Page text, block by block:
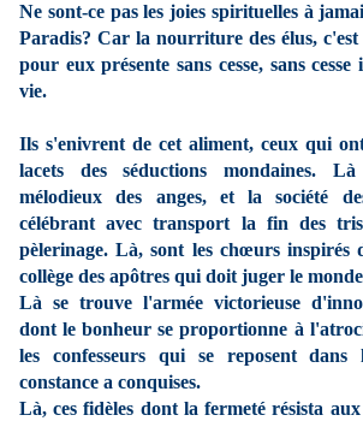
Ne sont-ce pas les joies spirituelles à
Paradis? Car la nourriture des élus,
pour eux présente sans cesse, sans
vie.
Ils s'enivrent de cet aliment, ceux qui
lacets des séductions mondaines.
mélodieux des anges, et la société
célébrant avec transport la fin des
pèlerinage. Là, sont les chœurs inspirés
collège des apôtres qui doit juger le
Là se trouve l'armée victorieuse
dont le bonheur se proportionne à
les confesseurs qui se reposent
constance a conquises.
Là, ces fidèles dont la fermeté résista aux